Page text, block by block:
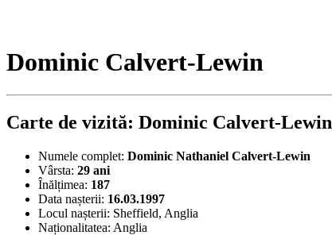
Dominic Calvert-Lewin
Carte de vizită: Dominic Calvert-Lewin
Numele complet: Dominic Nathaniel Calvert-Lewin
Vârsta: 29 ani
Înălțimea: 187
Data nașterii: 16.03.1997
Locul nașterii: Sheffield, Anglia
Naționalitatea: Anglia